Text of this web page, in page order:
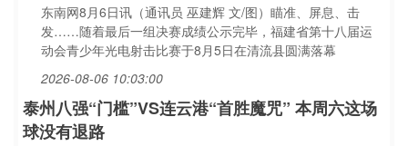
东南网8月6日讯（通讯员 巫建辉 文/图）瞄准、屏息、击
发……随着最后一组决赛成绩公示完毕，福建省第十八届运
动会青少年光电射击比赛于8月5日在清流县圆满落幕
2026-08-06 10:03:00
泰州八强“门槛”VS连云港“首胜魔咒” 本周六这场
球没有退路